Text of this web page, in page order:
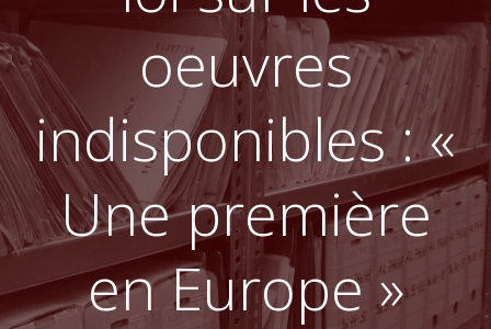
oeuvres
indisponibles : «
Une première
en Europe »